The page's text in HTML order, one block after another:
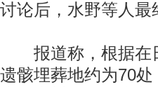
讨论后，水野等人最
报道称，根据在
遗骸埋葬地约为70